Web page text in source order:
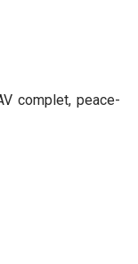
complet, peace-